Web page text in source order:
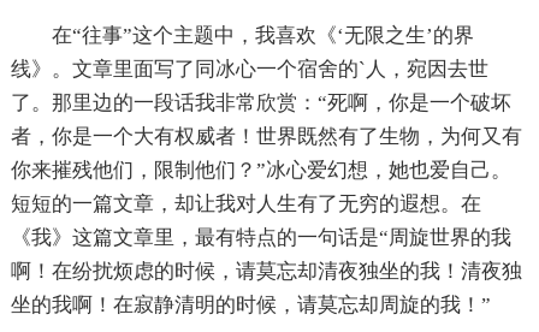
在“往事”这个主题中，我喜欢《‘无限之生’的界
线》。文章里面写了同冰心一个宿舍的`人，宛因去世
了。那里边的一段话我非常欣赏：“死啊，你是一个破坏
者，你是一个大有权威者！世界既然有了生物，为何又有
你来摧残他们，限制他们？”冰心爱幻想，她也爱自己。
短短的一篇文章，却让我对人生有了无穷的遐想。在
《我》这篇文章里，最有特点的一句话是“周旋世界的我
啊！在纷扰烦虑的时候，请莫忘却清夜独坐的我！清夜独
坐的我啊！在寂静清明的时候，请莫忘却周旋的我！”